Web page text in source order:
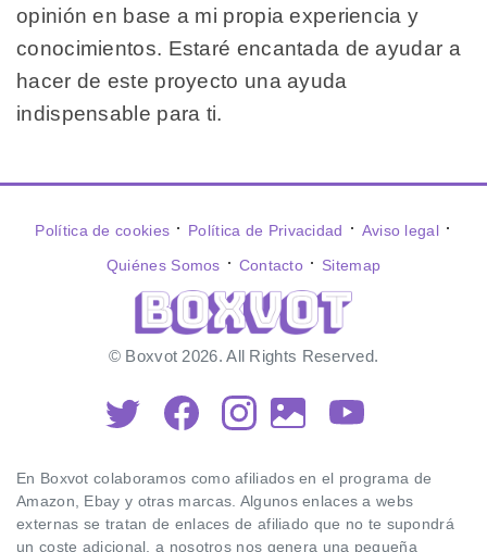
opinión en base a mi propia experiencia y
conocimientos. Estaré encantada de ayudar a
hacer de este proyecto una ayuda
indispensable para ti.
Política de cookies ⋅ Política de Privacidad ⋅ Aviso legal ⋅
Quiénes Somos ⋅ Contacto ⋅ Sitemap
© Boxvot 2026. All Rights Reserved.
En Boxvot colaboramos como afiliados en el programa de
Amazon, Ebay y otras marcas. Algunos enlaces a webs
externas se tratan de enlaces de afiliado que no te supondrá
un coste adicional, a nosotros nos genera una pequeña